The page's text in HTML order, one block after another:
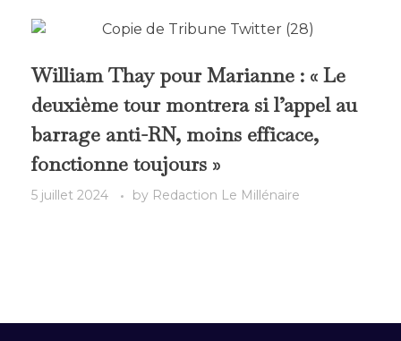
William Thay pour Marianne : « Le
deuxième tour montrera si l’appel au
barrage anti-RN, moins efficace,
fonctionne toujours »
5 juillet 2024 by Redaction Le Millénaire